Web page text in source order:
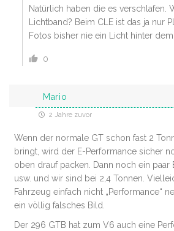
Natürlich haben die es verschlafen.
Lichtband? Beim CLE ist das ja nur
Fotos bisher nie ein Licht hinter dem
0
Mario
2 Jahre zuvor
Wenn der normale GT schon fast 2
bringt, wird der E-Performance sicher
oben drauf packen. Dann noch ein paar
usw. und wir sind bei 2,4 Tonnen.
Fahrzeug einfach nicht „Performance“
ein völlig falsches Bild.
Der 296 GTB hat zum V6 auch eine